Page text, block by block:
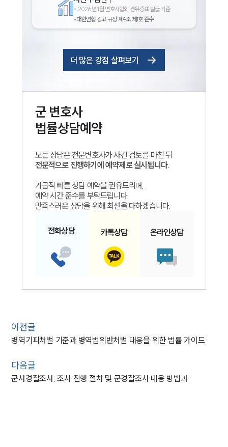
* 2026년 1월 변호사협회 경유증표 발급 기준
*대한변협 광고 규정 제4조 제1호 준수
더 많은 강점 살펴보기
군변호사
법률상담예약
모든 상담은 전문변호사가 사건 검토를 마친 뒤
전문적으로 진행하기에 예약제로 실시됩니다.
가급적 빠른 상담 예약을 권유드리며,
예약 시간 준수를 부탁드립니다.
만족스러운 상담을 위해 최선을 다하겠습니다.
전화상담 카톡상담 온라인상담
이전글
병역기피처벌 기준과 병역법위반처벌 대응을 위한 법률 가이드
다음글
군사경찰조사, 조사 진행 절차 및 군경찰조사 대응 방법과